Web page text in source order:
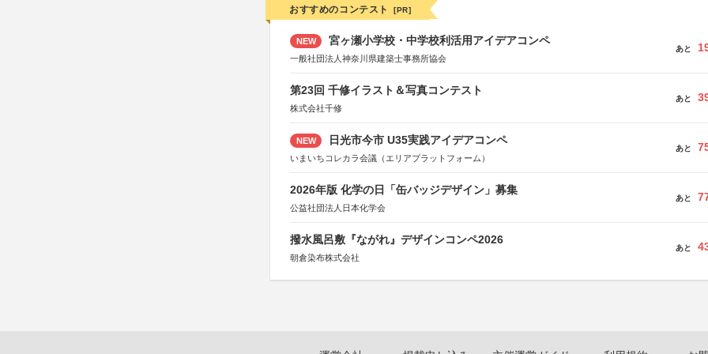
おすすめのコンテスト [PR]
NEW 宮ヶ瀬小学校・中学校利活用アイデアコンペ
一般社団法人神奈川県建築士事務所協会
あと
第23回 千修イラスト＆写真コンテスト
株式会社千修
あと
NEW 日光市今市 U35実践アイデアコンペ
いまいちコレカラ会議（エリアプラットフォーム）
あと
2026年版 化学の日「缶バッジデザイン」募集
公益社団法人日本化学会
あと
撥水風呂敷『ながれ』デザインコンペ2026
朝倉染布株式会社
あと